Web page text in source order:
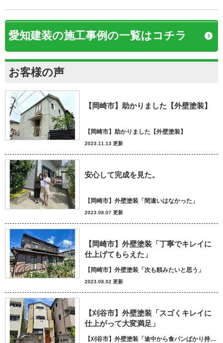
愛知建装の施工事例の一覧はコチラ
お客様の声
【岡崎市】助かりました【外壁塗装】
【岡崎市】助かりました【外壁塗装】
2023.11.13 更新
安心して完成を見た。
【岡崎市】外壁塗装「間違いはなかった」
2023.08.07 更新
【岡崎市】外壁塗装「丁寧でキレイに
仕上げてもらえた」
【岡崎市】外壁塗装「次も頼みたいと思う」
2023.08.02 更新
【刈谷市】外壁塗装「スゴくキレイに
仕上がって大変満足」
【刈谷市】外壁塗装「途中から食パンばかり持ってきてパン屋さんかと思いました笑」